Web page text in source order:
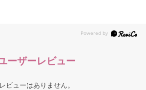
ーザーレビュー
レビューはありません。